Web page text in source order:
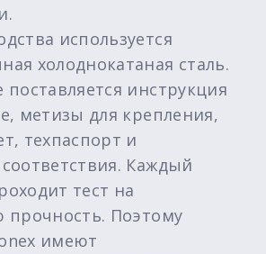
используется
холоднокатаная сталь.
поставляется инструкция
метизы для крепления,
техпаспорт и
Каждый
тест на
прочность. Поэтому
имеют